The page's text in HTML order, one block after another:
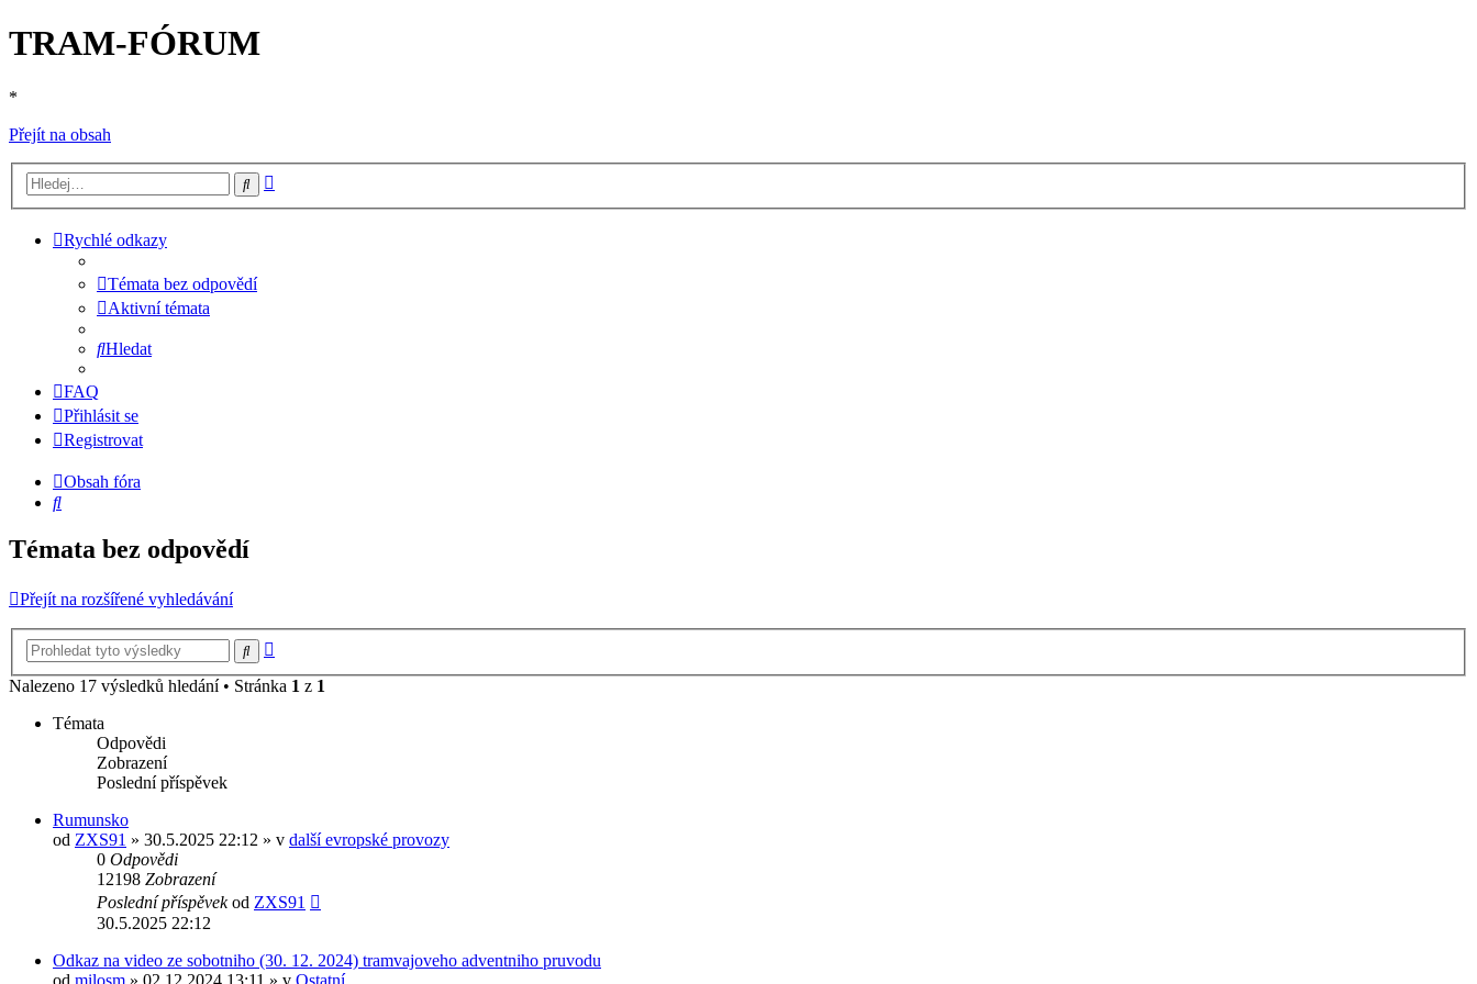
TRAM-FÓRUM
*
Přejít na obsah
Hledat
Rychlé odkazy
Témata bez odpovědí
Aktivní témata
Hledat
FAQ
Přihlásit se
Registrovat
Obsah fóra
Hledat
Témata bez odpovědí
Přejít na rozšířené vyhledávání
Hledat
Nalezeno 17 výsledků hledání • Stránka 1 z 1
Témata
Odpovědi
Zobrazení
Poslední příspěvek
Rumunsko
od ZXS91 » 30.5.2025 22:12 » v další evropské provozy
0 Odpovědi
12198 Zobrazení
Poslední příspěvekod ZXS91
30.5.2025 22:12
Odkaz na video ze sobotniho (30. 12. 2024) tramvajoveho adventniho pruvodu
od milosm » 02.12.2024 13:11 » v Ostatní